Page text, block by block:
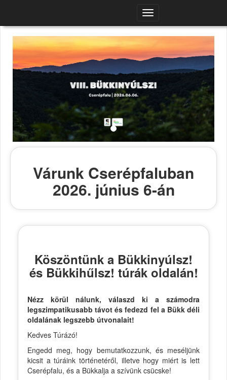
Navigációs
menü
Várunk Cserépfaluban
2026. június 6-án
Köszöntünk a Bükkinyúlsz!
és Bükkihűlsz! túrák oldalán!
Nézz körül nálunk, válaszd ki a számodra
legszimpatikusabb távot és fedezd fel a Bükk déli
oldalának legszebb útvonalait!
Kedves Túrázó!
Engedd meg, hogy bemutatkozzunk, és meséljünk
kicsit a túráink történetéről, illetve hogy miért is lett
Cserépfalu, és a Bükkalja a szívünk csücske!